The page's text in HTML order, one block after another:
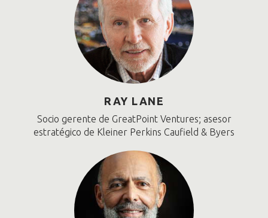
RAY LANE
Socio gerente de GreatPoint Ventures; asesor
estratégico de Kleiner Perkins Caufield & Byers